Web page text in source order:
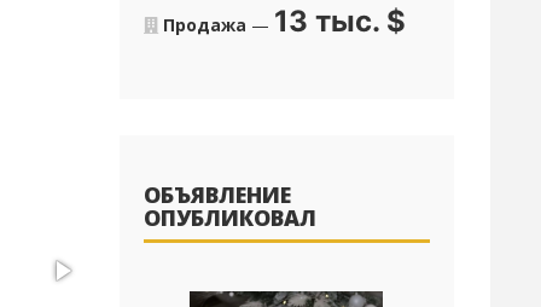
Продажа — 13 тыс. $
ОБЪЯВЛЕНИЕ
ОПУБЛИКОВАЛ